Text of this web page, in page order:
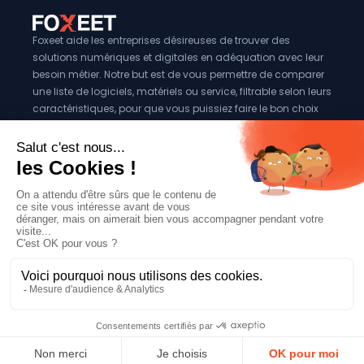
Foxeet aide les entreprises désireuses de trouver des
solutions numériques et digitales en adéquation avec leur
besoin métier. Notre but est de vous permettre de comparer
une liste de logiciels, matériels ou service, filtrable selon leurs
caractéristiques, pour que vous puissiez faire le bon choix
Vous êtes éditeur?
Se référencer sur Foxeet
Réseaux
Mentions légales